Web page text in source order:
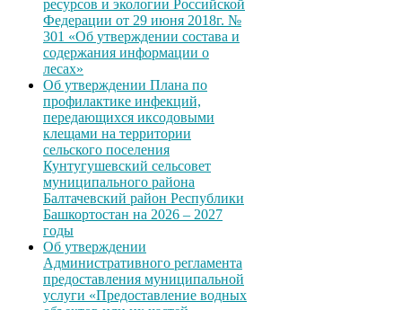
ресурсов и экологии Российской
Федерации от 29 июня 2018г. №
301 «Об утверждении состава и
содержания информации о
лесах»
Об утверждении Плана по
профилактике инфекций,
передающихся иксодовыми
клещами на территории
сельского поселения
Кунтугушевский сельсовет
муниципального района
Балтачевский район Республики
Башкортостан на 2026 – 2027
годы
Об утверждении
Административного регламента
предоставления муниципальной
услуги «Предоставление водных